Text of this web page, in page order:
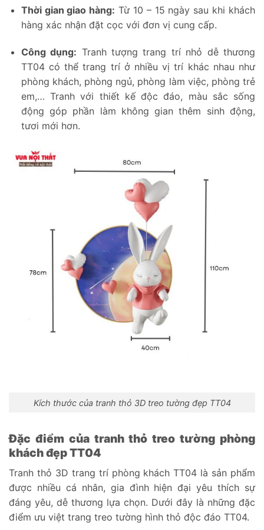
Thời gian giao hàng: Từ 10 – 15 ngày sau khi khách
hàng xác nhận đặt cọc với đơn vị cung cấp.
Công dụng: Tranh tượng trang trí nhỏ dễ thương
TT04 có thể trang trí ở nhiều vị trí khác nhau như
phòng khách, phòng ngủ, phòng làm việc, phòng trẻ
em,… Tranh với thiết kế độc đáo, màu sắc sống
động góp phần làm không gian thêm sinh động,
tươi mới hơn.
Kích thước của tranh thỏ 3D treo tường đẹp TT04
Đặc điểm của tranh thỏ treo tường phòng
khách đẹp TT04
Tranh thỏ 3D trang trí phòng khách TT04 là sản phẩm
được nhiều cá nhân, gia đình hiện đại yêu thích sự
đáng yêu, dễ thương lựa chọn. Dưới đây là những đặc
điểm ưu việt trang treo tường hình thỏ độc đáo TT04.